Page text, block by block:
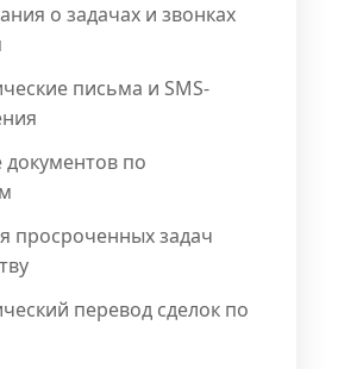
о задачах и звонках
письма и SMS-
документов по
просроченных задач
перевод сделок по